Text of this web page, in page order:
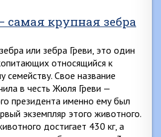
самая крупная зебра
или зебра Греви, это один
относящийся к
семейству. Свое название
в честь Жюля Греви —
президента именно ему был
экземпляр этого животного.
достигает 430 кг, а